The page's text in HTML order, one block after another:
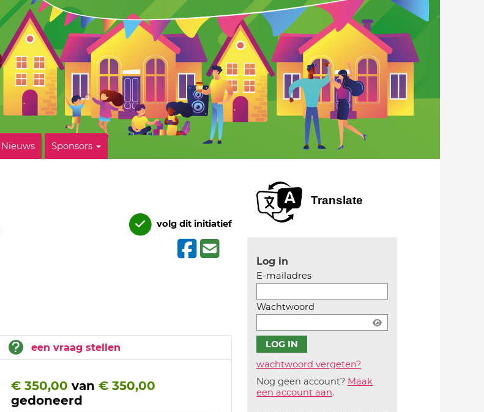
Nieuws Sponsors
volg dit initiatief
een vraag stellen
€ 350,00 van € 350,00
gedoneerd
Translate
Log in
E-mailadres
Wachtwoord
wachtwoord vergeten?
Nog geen account? Maak
een account aan.